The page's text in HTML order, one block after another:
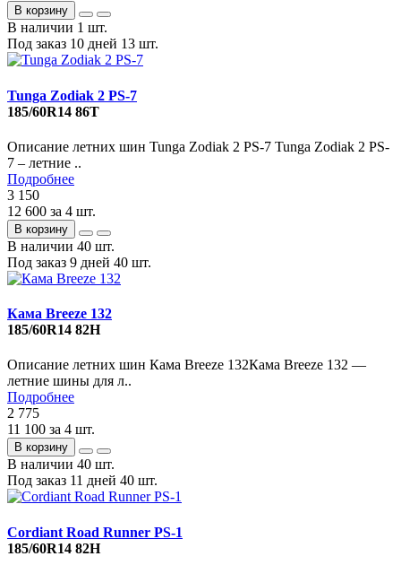
В корзину
В наличии 1 шт.
Под заказ 10 дней 13 шт.
Tunga Zodiak 2 PS-7
185/60R14 86T
Описание летних шин Tunga Zodiak 2 PS-7 Tunga Zodiak 2 PS-
7 – летние ..
Подробнее
3 150
12 600 за 4 шт.
В корзину
В наличии 40 шт.
Под заказ 9 дней 40 шт.
Кама Breeze 132
185/60R14 82H
Описание летних шин Кама Breeze 132Кама Breeze 132 —
летние шины для л..
Подробнее
2 775
11 100 за 4 шт.
В корзину
В наличии 40 шт.
Под заказ 11 дней 40 шт.
Cordiant Road Runner PS-1
185/60R14 82H